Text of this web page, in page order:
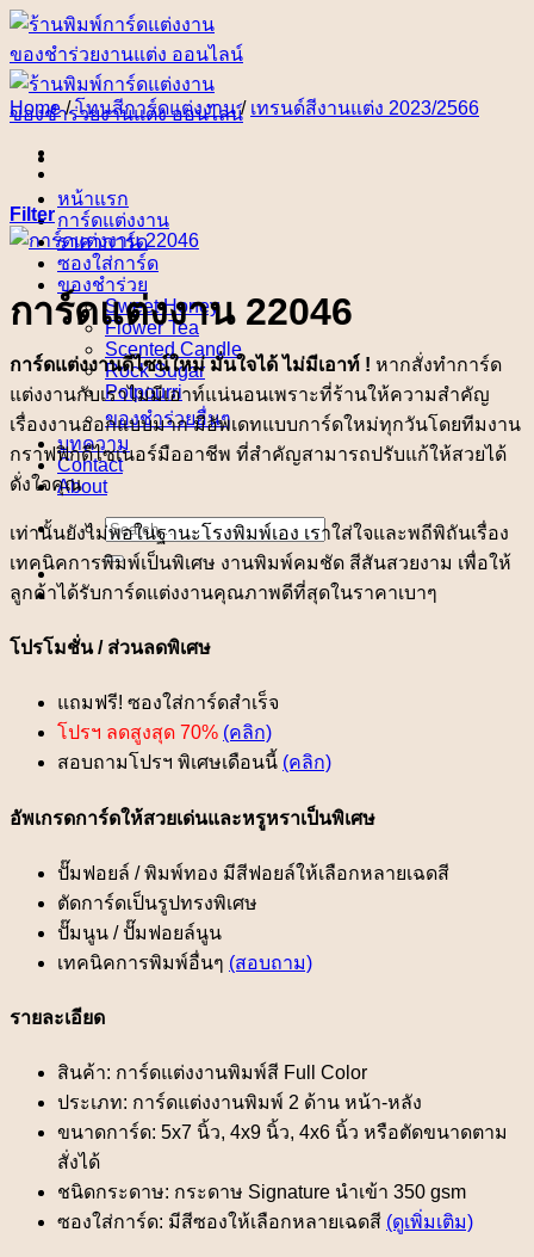
Skip
content
หน้าแรก
การ์ดแต่งงาน
ราคาการ์ด
ซองใส่การ์ด
ของชำร่วย
Sweet Honey
Flower Tea
Scented Candle
Rock Sugar
Potpourri
ของชำร่วยอื่นๆ
บทความ
Contact
About
Search
for:
Home / โทนสีการ์ดแต่งงาน / เทรนด์สีงานแต่ง 2023/2566
Filter
การ์ดแต่งงาน 22046
การ์ดแต่งงานดีไซน์ใหม่ มั่นใจได้ ไม่มีเอาท์ ! หากสั่งทำการ์ด
แต่งงานกับเราไม่มีเอาท์แน่นอนเพราะที่ร้านให้ความสำคัญ
เรื่องงานออกแบบมาก มีอัพเดทแบบการ์ดใหม่ทุกวันโดยทีมงาน
กราฟฟิกดีไซเนอร์มืออาชีพ ที่สำคัญสามารถปรับแก้ให้สวยได้
ดั่งใจคุณ
เท่านั้นยังไม่พอในฐานะโรงพิมพ์เอง เราใส่ใจและพถีพิถันเรื่อง
เทคนิคการพิมพ์เป็นพิเศษ งานพิมพ์คมชัด สีสันสวยงาม เพื่อให้
ลูกค้าได้รับการ์ดแต่งงานคุณภาพดีที่สุดในราคาเบาๆ
โปรโมชั่น / ส่วนลดพิเศษ
แถมฟรี! ซองใส่การ์ดสำเร็จ
โปรฯ ลดสูงสุด 70% (คลิก)
สอบถามโปรฯ พิเศษเดือนนี้ (คลิก)
อัพเกรดการ์ดให้สวยเด่นและหรูหราเป็นพิเศษ
ปั๊มฟอยล์ / พิมพ์ทอง มีสีฟอยล์ให้เลือกหลายเฉดสี
ตัดการ์ดเป็นรูปทรงพิเศษ
ปั๊มนูน / ปั๊มฟอยล์นูน
เทคนิคการพิมพ์อื่นๆ (สอบถาม)
รายละเอียด
สินค้า: การ์ดแต่งงานพิมพ์สี Full Color
ประเภท: การ์ดแต่งงานพิมพ์ 2 ด้าน หน้า-หลัง
ขนาดการ์ด: 5x7 นิ้ว, 4x9 นิ้ว, 4x6 นิ้ว หรือตัดขนาดตาม
สั่งได้
ชนิดกระดาษ: กระดาษ Signature นำเข้า 350 gsm
ซองใส่การ์ด: มีสีซองให้เลือกหลายเฉดสี (ดูเพิ่มเติม)